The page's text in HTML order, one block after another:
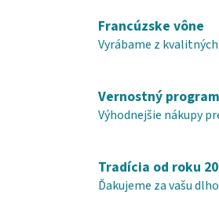
i
e
p
v
k
y
ý
p
i
Francúzske vône
Vyrábame z
Vernostný
Výhodnejšie nákupy
Tradícia od roku
Ďakujeme za vašu